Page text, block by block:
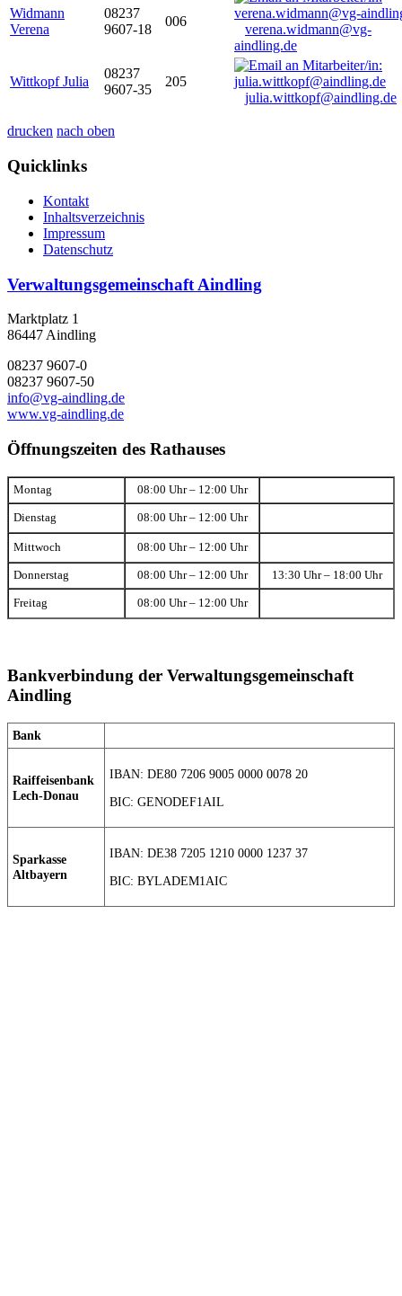
Widmann
Verena
08237
9607-18
006
verena.widmann@vg-
aindling.de
Wittkopf Julia
08237
9607-35
205
julia.wittkopf@aindling.de
drucken nach oben
Quicklinks
Kontakt
Inhaltsverzeichnis
Impressum
Datenschutz
Verwaltungsgemeinschaft Aindling
Marktplatz 1
86447 Aindling
08237 9607-0
08237 9607-50
info@vg-aindling.de
www.vg-aindling.de
Öffnungszeiten des Rathauses
Montag 08:00 Uhr – 12:00 Uhr
Dienstag 08:00 Uhr – 12:00 Uhr
Mittwoch 08:00 Uhr – 12:00 Uhr
Donnerstag 08:00 Uhr – 12:00 Uhr 13:30 Uhr – 18:00 Uhr
Freitag 08:00 Uhr – 12:00 Uhr
Bankverbindung der Verwaltungsgemeinschaft
Aindling
Bank
Raiffeisenbank
Lech-Donau
IBAN: DE80 7206 9005 0000 0078 20
BIC: GENODEF1AIL
Sparkasse
Altbayern
IBAN: DE38 7205 1210 0000 1237 37
BIC: BYLADEM1AIC